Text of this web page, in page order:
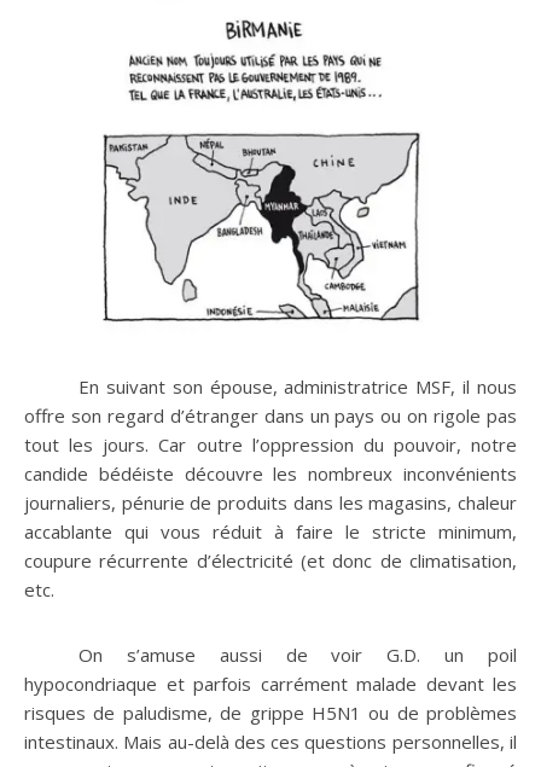
En suivant son épouse, administratrice MSF, il nous
offre son regard d’étranger dans un pays ou on rigole pas
tout les jours. Car outre l’oppression du pouvoir, notre
candide bédéiste découvre les nombreux inconvénients
journaliers, pénurie de produits dans les magasins, chaleur
accablante qui vous réduit à faire le stricte minimum,
coupure récurrente d’électricité (et donc de climatisation,
etc.
On s’amuse aussi de voir G.D. un poil
hypocondriaque et parfois carrément malade devant les
risques de paludisme, de grippe H5N1 ou de problèmes
intestinaux. Mais au-delà des ces questions personnelles, il